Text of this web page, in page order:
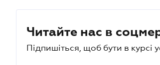
Читайте нас в
Підпишіться, щоб бути в курсі